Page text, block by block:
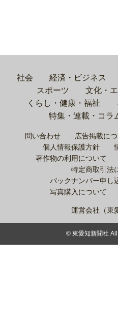
社会 経済・ビジネス
スポーツ
文化・
くらし・健康・福祉
特集・連載・コラ
問い合わせ 広告掲載に
個人情報保護方針
著作物の利用について
特定商取引法
バックナンバー申し
写真購入について
運営会社（東
© 東愛知新聞社